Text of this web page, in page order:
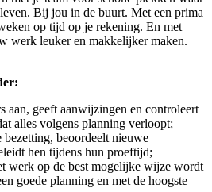
Bij jou in de buurt. Met een prima
op tijd op je rekening. En met
werk leuker en makkelijker maken.
aan, geeft aanwijzingen en controleert
alles volgens planning verloopt;
bezetting, beoordeelt nieuwe
hen tijdens hun proeftijd;
werk op de best mogelijke wijze wordt
goede planning en met de hoogste